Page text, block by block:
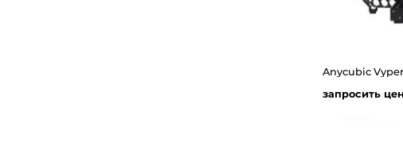
Anycubic Vyper
запросить